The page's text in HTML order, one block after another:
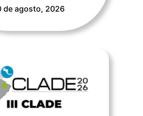
de agosto, 2026